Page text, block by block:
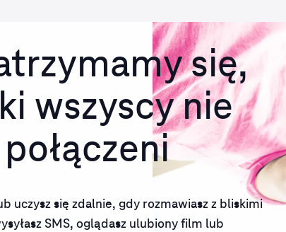
się,
wszyscy nie
uczysz się zdalnie, gdy rozmawiasz z bliskimi
SMS, oglądasz ulubiony film lub